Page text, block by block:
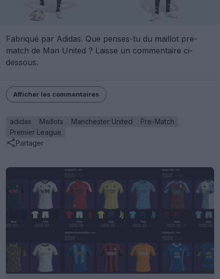
Fabriqué par Adidas. Que penses-tu du maillot pre-
match de Man United ? Laisse un commentaire ci-
dessous.
Afficher les commentaires
adidas Maillots Manchester United
Pre-Match
Premier League
Partager